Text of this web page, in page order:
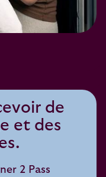
de
et des
2 Pass